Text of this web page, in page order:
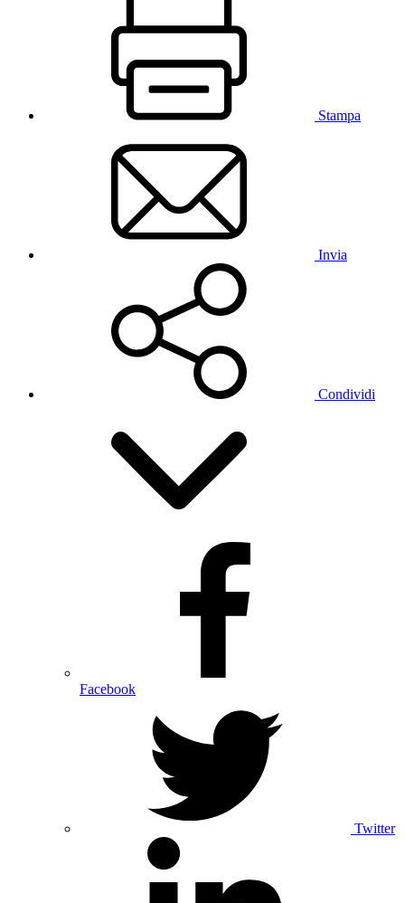
Stampa
Invia
Condividi
Facebook
Twitter